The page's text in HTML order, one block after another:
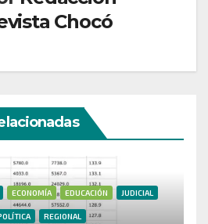
Chocó
ECONOMÍA EDUCACIÓN JUDICIAL
REGIONAL